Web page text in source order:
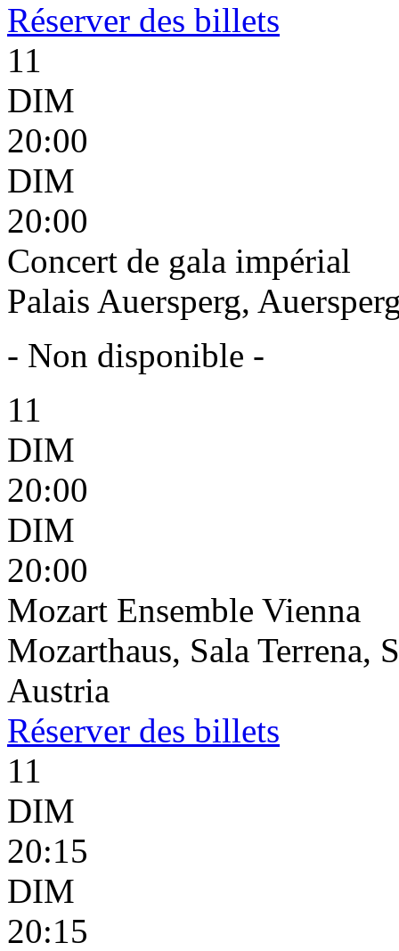
Réserver des billets
11
DIM
20:00
DIM
20:00
Concert de gala impérial
Palais Auersperg,
- Non disponible -
11
DIM
20:00
DIM
20:00
Mozart Ensemble Vienna
Mozarthaus, Sala Terrena,
Austria
Réserver des billets
11
DIM
20:15
DIM
20:15